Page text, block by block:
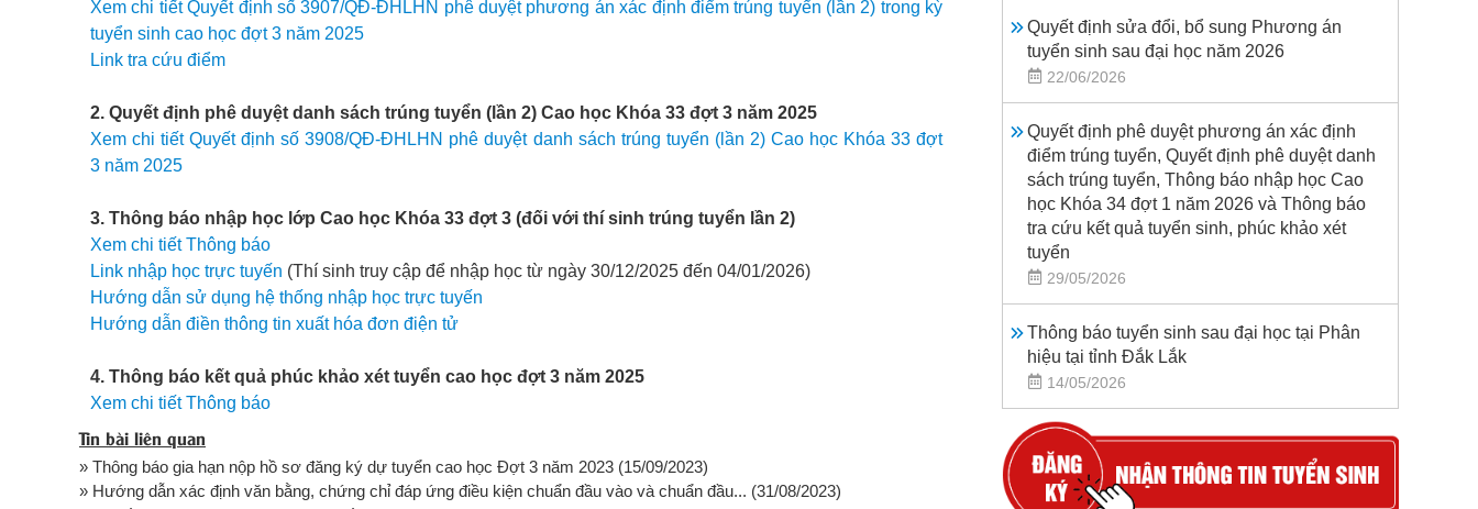
Xem chi tiết Quyết định số 3907/QĐ-ĐHLHN phê duyệt phương án xác định điểm trúng tuyển (lần 2) trong kỳ
tuyển sinh cao học đợt 3 năm 2025
Link tra cứu điểm
2. Quyết định phê duyệt danh sách trúng tuyển (lần 2) Cao học Khóa 33 đợt 3 năm 2025
Xem chi tiết Quyết định số 3908/QĐ-ĐHLHN phê duyệt danh sách trúng tuyển (lần 2) Cao học Khóa 33 đợt
3 năm 2025
3. Thông báo nhập học lớp Cao học Khóa 33 đợt 3 (đối với thí sinh trúng tuyển lần 2)
Xem chi tiết Thông báo
Link nhập học trực tuyến (Thí sinh truy cập để nhập học từ ngày 30/12/2025 đến 04/01/2026)
Hướng dẫn sử dụng hệ thống nhập học trực tuyến
Hướng dẫn điền thông tin xuất hóa đơn điện tử
4. Thông báo kết quả phúc khảo xét tuyển cao học đợt 3 năm 2025
Xem chi tiết Thông báo
Tin bài liên quan
» Thông báo gia hạn nộp hồ sơ đăng ký dự tuyển cao học Đợt 3 năm 2023 (15/09/2023)
» Hướng dẫn xác định văn bằng, chứng chỉ đáp ứng điều kiện chuẩn đầu vào và chuẩn đầu... (31/08/2023)
Quyết định sửa đổi, bổ sung Phương án
tuyển sinh sau đại học năm 2026
22/06/2026
Quyết định phê duyệt phương án xác định
điểm trúng tuyển, Quyết định phê duyệt danh
sách trúng tuyển, Thông báo nhập học Cao
học Khóa 34 đợt 1 năm 2026 và Thông báo
tra cứu kết quả tuyển sinh, phúc khảo xét
tuyển
29/05/2026
Thông báo tuyển sinh sau đại học tại Phân
hiệu tại tỉnh Đắk Lắk
14/05/2026